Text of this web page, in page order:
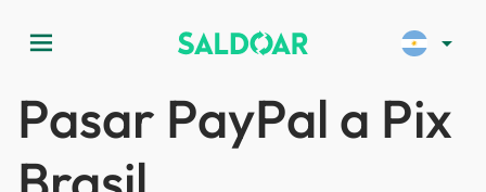
menu arrow_drop_down
Pasar PayPal a Pix